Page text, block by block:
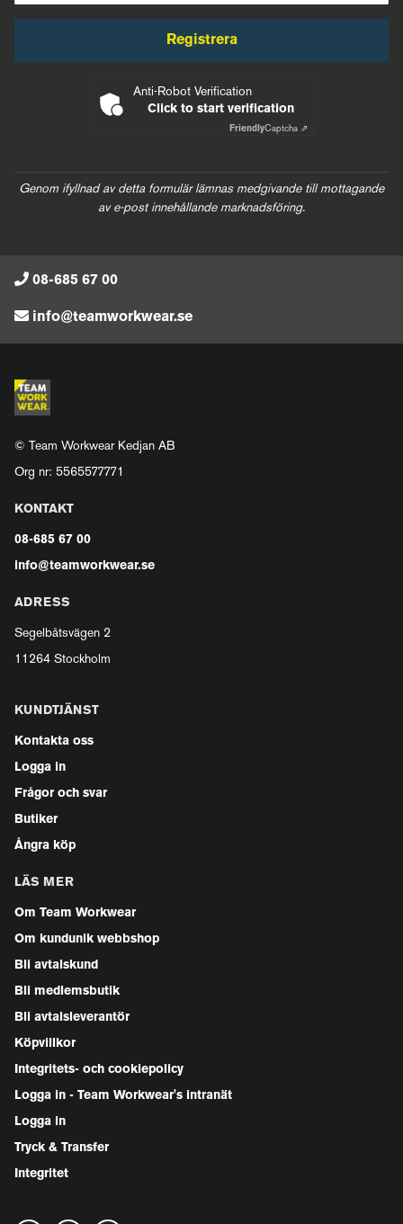
Registrera
Anti-Robot Verification
Click to start verification
FriendlyCaptcha ⇗
Genom ifyllnad av detta formulär lämnas medgivande till mottagande
av e-post innehållande marknadsföring.
08-685 67 00
info@teamworkwear.se
© Team Workwear Kedjan AB
Org nr: 5565577771
KONTAKT
08-685 67 00
info@teamworkwear.se
ADRESS
Segelbåtsvägen 2
11264 Stockholm
KUNDTJÄNST
Kontakta oss
Logga in
Frågor och svar
Butiker
Ångra köp
LÄS MER
Om Team Workwear
Om kundunik webbshop
Bli avtalskund
Bli medlemsbutik
Bli avtalsleverantör
Köpvillkor
Integritets- och cookiepolicy
Logga in - Team Workwear's intranät
Logga in
Tryck & Transfer
Integritet